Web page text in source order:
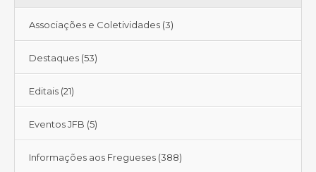
Associações e Coletividades (3)
Destaques (53)
Editais (21)
Eventos JFB (5)
Informações aos Fregueses (388)